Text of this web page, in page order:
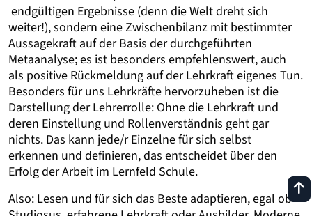
endgültigen Ergebnisse (denn die Welt dreht sich
weiter!), sondern eine Zwischenbilanz mit bestimmter
Aussagekraft auf der Basis der durchgeführten
Metaanalyse; es ist besonders empfehlenswert, auch
als positive Rückmeldung auf der Lehrkraft eigenes Tun.
Besonders für uns Lehrkräfte hervorzuheben ist die
Darstellung der Lehrerrolle: Ohne die Lehrkraft und
deren Einstellung und Rollenverständnis geht gar
nichts. Das kann jede/r Einzelne für sich selbst
erkennen und definieren, das entscheidet über den
Erfolg der Arbeit im Lernfeld Schule.
Also: Lesen und für sich das Beste adaptieren, egal ob